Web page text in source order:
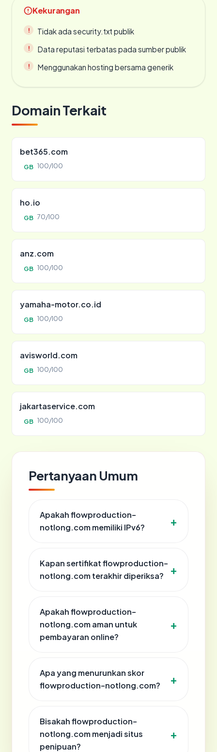
Kekurangan
Tidak ada security.txt publik
Data reputasi terbatas pada sumber publik
Menggunakan hosting bersama generik
Domain Terkait
bet365.com
GB 100/100
ho.io
GB 70/100
anz.com
GB 100/100
yamaha-motor.co.id
GB 100/100
avisworld.com
GB 100/100
jakartaservice.com
GB 100/100
Pertanyaan Umum
Apakah flowproduction-
notlong.com memiliki IPv6?
Kapan sertifikat flowproduction-
notlong.com terakhir diperiksa?
Apakah flowproduction-
notlong.com aman untuk
pembayaran online?
Apa yang menurunkan skor
flowproduction-notlong.com?
Bisakah flowproduction-
notlong.com menjadi situs
penipuan?